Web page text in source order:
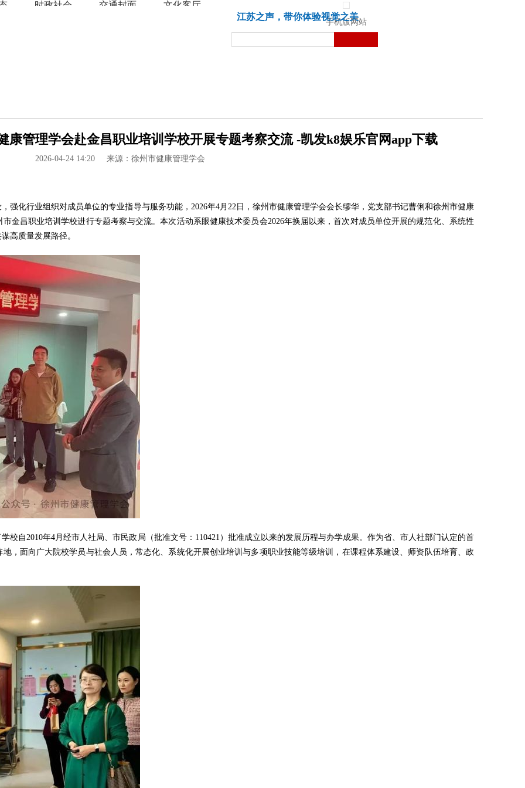
时政社会 交通封面 文化客厅
手机版网站
江苏之声，带你体验视觉之美
管理学会赴金昌职业培训学校开展专题考察交流 -凯发k8娱乐官网app下载
2026-04-24 14:20 来源：徐州市健康管理学会
强化行业组织对成员单位的专业指导与服务功能，2026年4月22日，徐州市健康管理学会会长缪华，党支部书记曹俐和徐州市健康
昌职业培训学校进行专题考察与交流。本次活动系眼健康技术委员会2026年换届以来，首次对成员单位开展的规范化、系统性
高质量发展路径。
校自2010年4月经市人社局、市民政局（批准文号：110421）批准成立以来的发展历程与办学成果。作为省、市人社部门认定的首
，面向广大院校学员与社会人员，常态化、系统化开展创业培训与多项职业技能等级培训，在课程体系建设、师资队伍培育、政